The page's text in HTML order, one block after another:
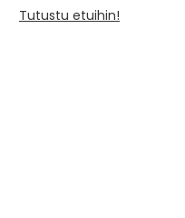
Tutustu etuihin!